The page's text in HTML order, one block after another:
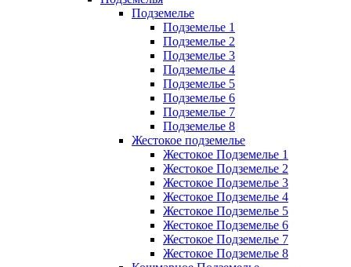
Подземелье
Подземелье 1
Подземелье 2
Подземелье 3
Подземелье 4
Подземелье 5
Подземелье 6
Подземелье 7
Подземелье 8
Жестокое подземелье
Жестокое Подземелье 1
Жестокое Подземелье 2
Жестокое Подземелье 3
Жестокое Подземелье 4
Жестокое Подземелье 5
Жестокое Подземелье 6
Жестокое Подземелье 7
Жестокое Подземелье 8